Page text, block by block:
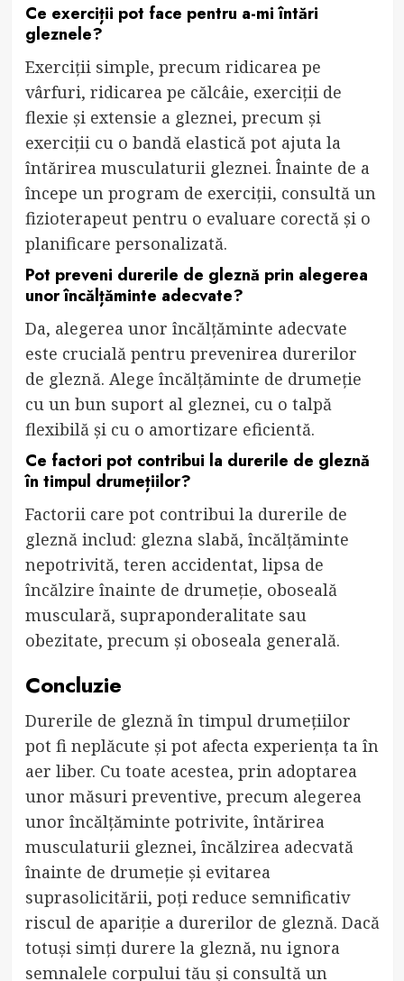
Ce exerciții pot face pentru a-mi întări
gleznele?
Exerciții simple, precum ridicarea pe
vârfuri, ridicarea pe călcâie, exerciții de
flexie și extensie a gleznei, precum și
exerciții cu o bandă elastică pot ajuta la
întărirea musculaturii gleznei. Înainte de a
începe un program de exerciții, consultă un
fizioterapeut pentru o evaluare corectă și o
planificare personalizată.
Pot preveni durerile de gleznă prin alegerea
unor încălțăminte adecvate?
Da, alegerea unor încălțăminte adecvate
este crucială pentru prevenirea durerilor
de gleznă. Alege încălțăminte de drumeție
cu un bun suport al gleznei, cu o talpă
flexibilă și cu o amortizare eficientă.
Ce factori pot contribui la durerile de gleznă
în timpul drumețiilor?
Factorii care pot contribui la durerile de
gleznă includ: glezna slabă, încălțăminte
nepotrivită, teren accidentat, lipsa de
încălzire înainte de drumeție, oboseală
musculară, supraponderalitate sau
obezitate, precum și oboseala generală.
Concluzie
Durerile de gleznă în timpul drumețiilor
pot fi neplăcute și pot afecta experiența ta în
aer liber. Cu toate acestea, prin adoptarea
unor măsuri preventive, precum alegerea
unor încălțăminte potrivite, întărirea
musculaturii gleznei, încălzirea adecvată
înainte de drumeție și evitarea
suprasolicitării, poți reduce semnificativ
riscul de apariție a durerilor de gleznă. Dacă
totuși simți durere la gleznă, nu ignora
semnalele corpului tău și consultă un